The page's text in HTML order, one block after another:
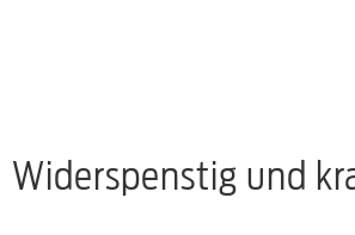
Widerspenstig und